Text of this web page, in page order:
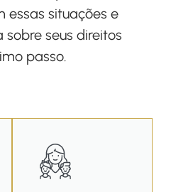
essas situações e
seus direitos
passo.